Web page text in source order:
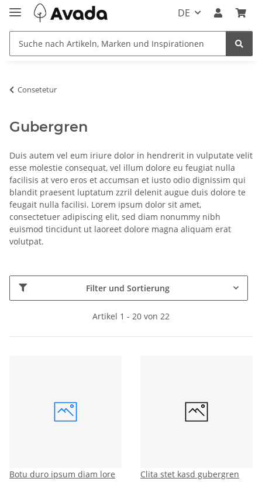
DE
Consetetur
Gubergren
Duis autem vel eum iriure dolor in hendrerit in vulputate velit
esse molestie consequat, vel illum dolore eu feugiat nulla
facilisis at vero eros et accumsan et iusto odio dignissim qui
blandit praesent luptatum zzril delenit augue duis dolore te
feugait nulla facilisi. Lorem ipsum dolor sit amet,
consectetuer adipiscing elit, sed diam nonummy nibh
euismod tincidunt ut laoreet dolore magna aliquam erat
volutpat.
Filter und Sortierung
Artikel 1 - 20 von 22
Botu duro ipsum diam lore
Clita stet kasd gubergren